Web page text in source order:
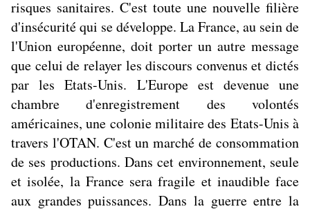
risques sanitaires. C'est toute une nouvelle filière
d'insécurité qui se développe. La France, au sein de
l'Union européenne, doit porter un autre message
que celui de relayer les discours convenus et dictés
par les Etats-Unis. L'Europe est devenue une
chambre d'enregistrement des volontés
américaines, une colonie militaire des Etats-Unis à
travers l'OTAN. C'est un marché de consommation
de ses productions. Dans cet environnement, seule
et isolée, la France sera fragile et inaudible face
aux grandes puissances. Dans la guerre entre la